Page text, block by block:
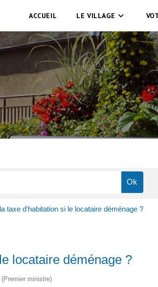
ACCUEIL LE VILLAGE
taxe d'habitation si le locataire déménage ?
locataire déménage ?
ministre)